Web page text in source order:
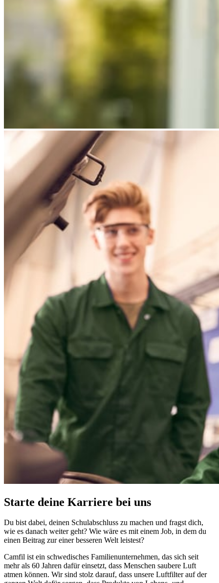
Starte deine Karriere bei uns
Du bist dabei, deinen Schulabschluss zu machen und fragst dich,
wie es danach weiter geht? Wie wäre es mit einem Job, in dem du
einen Beitrag zur einer besseren Welt leistest?
Camfil ist ein schwedisches Familienunternehmen, das sich seit
mehr als 60 Jahren dafür einsetzt, dass Menschen saubere Luft
atmen können. Wir sind stolz darauf, dass unsere Luftfilter auf der